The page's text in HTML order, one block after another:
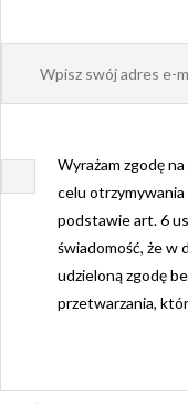
Wyrażam zgodę
celu
podstawie art. 6
świadomość, że w
udzieloną zgodę
przetwarzania,